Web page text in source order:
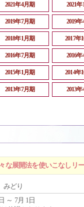
2021年4月期 2021
2019年7月期 2019
2018年1月期 2017年
2016年7月期 2016
2015年1月期 2014年
2013年7月期 2013
展開法を使いこなしリ
どり
～ 7月 1日